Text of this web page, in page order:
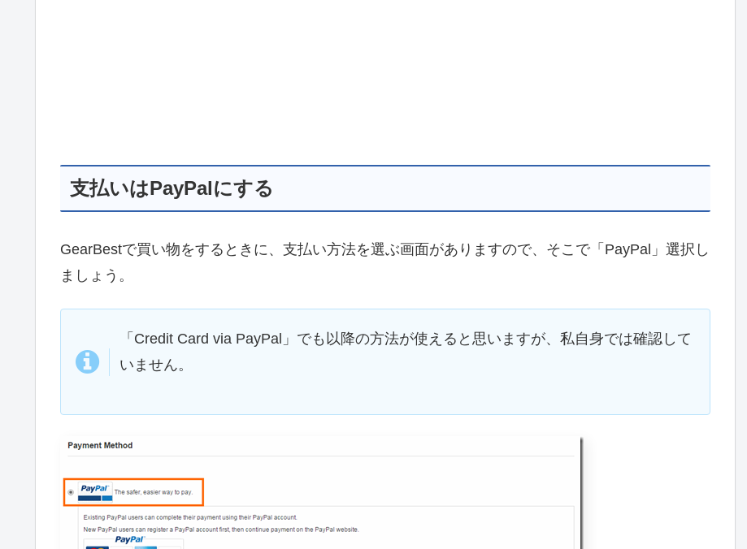
支払いはPayPalにする
GearBestで買い物をするときに、支払い方法を選ぶ画面がありますので、そこで「PayPal」選択し
ましょう。
「Credit Card via PayPal」でも以降の方法が使えると思いますが、私自身では確認して
いません。